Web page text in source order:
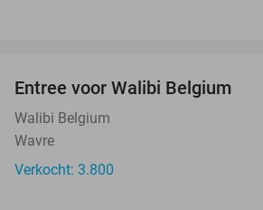
Entree voor Walibi Belgium
Walibi Belgium
Wavre
Verkocht: 3.800